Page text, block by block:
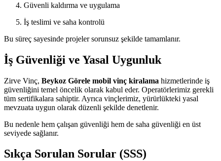
Güvenli kaldırma ve uygulama
İş teslimi ve saha kontrolü
Bu süreç sayesinde projeler sorunsuz şekilde tamamlanır.
İş Güvenliği ve Yasal Uygunluk
Zirve Vinç, Beykoz Görele mobil vinç kiralama hizmetlerinde iş
güvenliğini temel öncelik olarak kabul eder. Operatörlerimiz gerekli
tüm sertifikalara sahiptir. Ayrıca vinçlerimiz, yürürlükteki yasal
mevzuata uygun olarak düzenli şekilde denetlenir.
Bu nedenle hem çalışan güvenliği hem de saha güvenliği en üst
seviyede sağlanır.
Sıkça Sorulan Sorular (SSS)